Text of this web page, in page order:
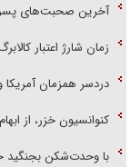
آخرین صحبت‌های
زمان شارژ اعتبار
دردسر همزمان
کنوانسیون خزر، از
با وحدت‌شکن بجنگید